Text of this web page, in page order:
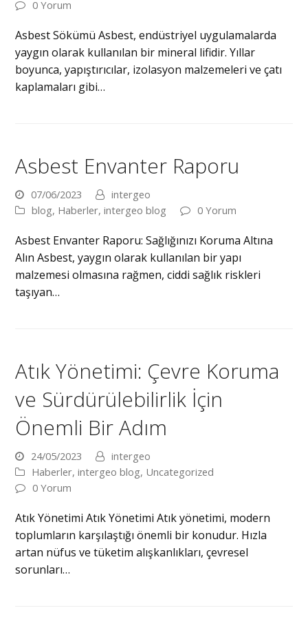
0 Yorum
Asbest Sökümü Asbest, endüstriyel uygulamalarda
yaygın olarak kullanılan bir mineral lifidir. Yıllar
boyunca, yapıştırıcılar, izolasyon malzemeleri ve çatı
kaplamaları gibi…
Asbest Envanter Raporu
07/06/2023
intergeo
blog, Haberler,intergeo blog 0 Yorum
Asbest Envanter Raporu: Sağlığınızı Koruma Altına
Alın Asbest, yaygın olarak kullanılan bir yapı
malzemesi olmasına rağmen, ciddi sağlık riskleri
taşıyan…
Atık Yönetimi: Çevre Koruma
ve Sürdürülebilirlik İçin
Önemli Bir Adım
24/05/2023
intergeo
Haberler,intergeo blog, Uncategorized
0 Yorum
Atık Yönetimi Atık Yönetimi Atık yönetimi, modern
toplumların karşılaştığı önemli bir konudur. Hızla
artan nüfus ve tüketim alışkanlıkları, çevresel
sorunları…